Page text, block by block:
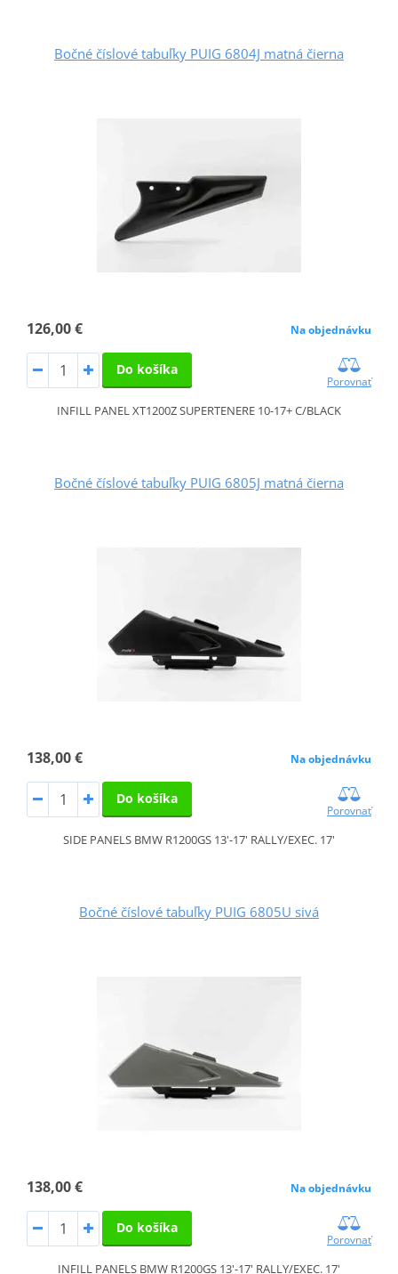
Bočné číslové tabuľky PUIG 6804J matná čierna
126,00 € Na objednávku
Do košíka
Porovnať
INFILL PANEL XT1200Z SUPERTENERE 10-17+ C/BLACK
Bočné číslové tabuľky PUIG 6805J matná čierna
138,00 € Na objednávku
Do košíka
Porovnať
SIDE PANELS BMW R1200GS 13'-17' RALLY/EXEC. 17'
Bočné číslové tabuľky PUIG 6805U sivá
138,00 € Na objednávku
Do košíka
Porovnať
INFILL PANELS BMW R1200GS 13'-17' RALLY/EXEC. 17'